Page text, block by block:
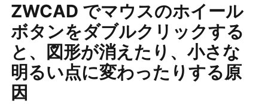
ZWCAD でマウスのホイール
ボタンをダブルクリックする
と、図形が消えたり、小さな
明るい点に変わったりする原
因